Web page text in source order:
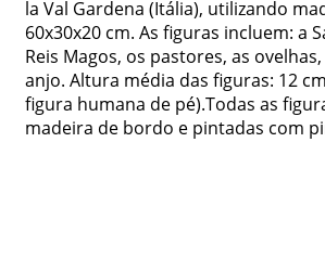
la Val Gardena (Itália), utilizando
60x30x20 cm. As figuras incluem: a
Reis Magos, os pastores, as
anjo. Altura média das figuras: 12
figura humana de pé).Todas as
madeira de bordo e pintadas com